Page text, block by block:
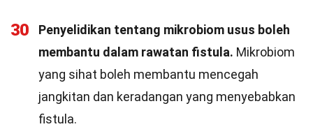
30
Penyelidikan tentang mikrobiom usus boleh
membantu dalam rawatan fistula. Mikrobiom
yang sihat boleh membantu mencegah
jangkitan dan keradangan yang menyebabkan
fistula.